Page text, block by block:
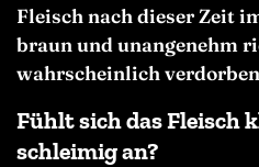
Fleisch nach dieser Zeit
braun und unangenehm
wahrscheinlich
Fühlt sich das Fleisch
schleimig an?